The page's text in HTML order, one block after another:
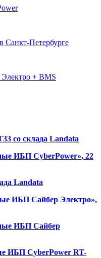
Санкт-Петербурге
+ BMS
со cклада Landata
ИБП CyberPower», 22
Landata
ИБП Сайбер Электро»,
ИБП Сайбер
ИБП CyberPower RT-